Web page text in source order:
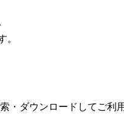
ダウンロードしてご利用